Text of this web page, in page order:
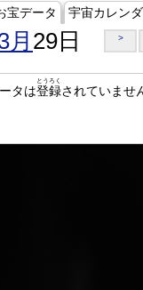
宝データ 宇宙カレン
月 29日 >
タは登録
とうろく
されていませ